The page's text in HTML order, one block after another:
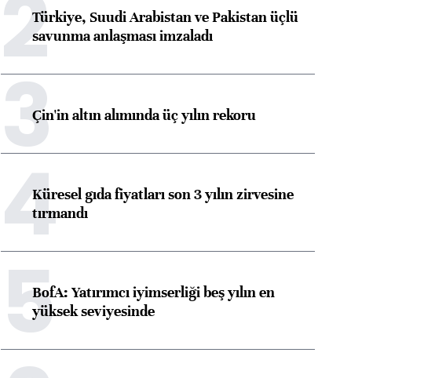
2Türkiye, Suudi Arabistan ve Pakistan üçlü
savunma anlaşması imzaladı
3Çin'in altın alımında üç yılın rekoru
4Küresel gıda fiyatları son 3 yılın zirvesine
tırmandı
5BofA: Yatırımcı iyimserliği beş yılın en
yüksek seviyesinde